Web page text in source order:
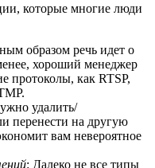
которые многие люди
образом речь идет о
хороший менеджер
протоколы, как RTSP,
удалить/
перенести на другую
вам невероятное
: Далеко не все типы